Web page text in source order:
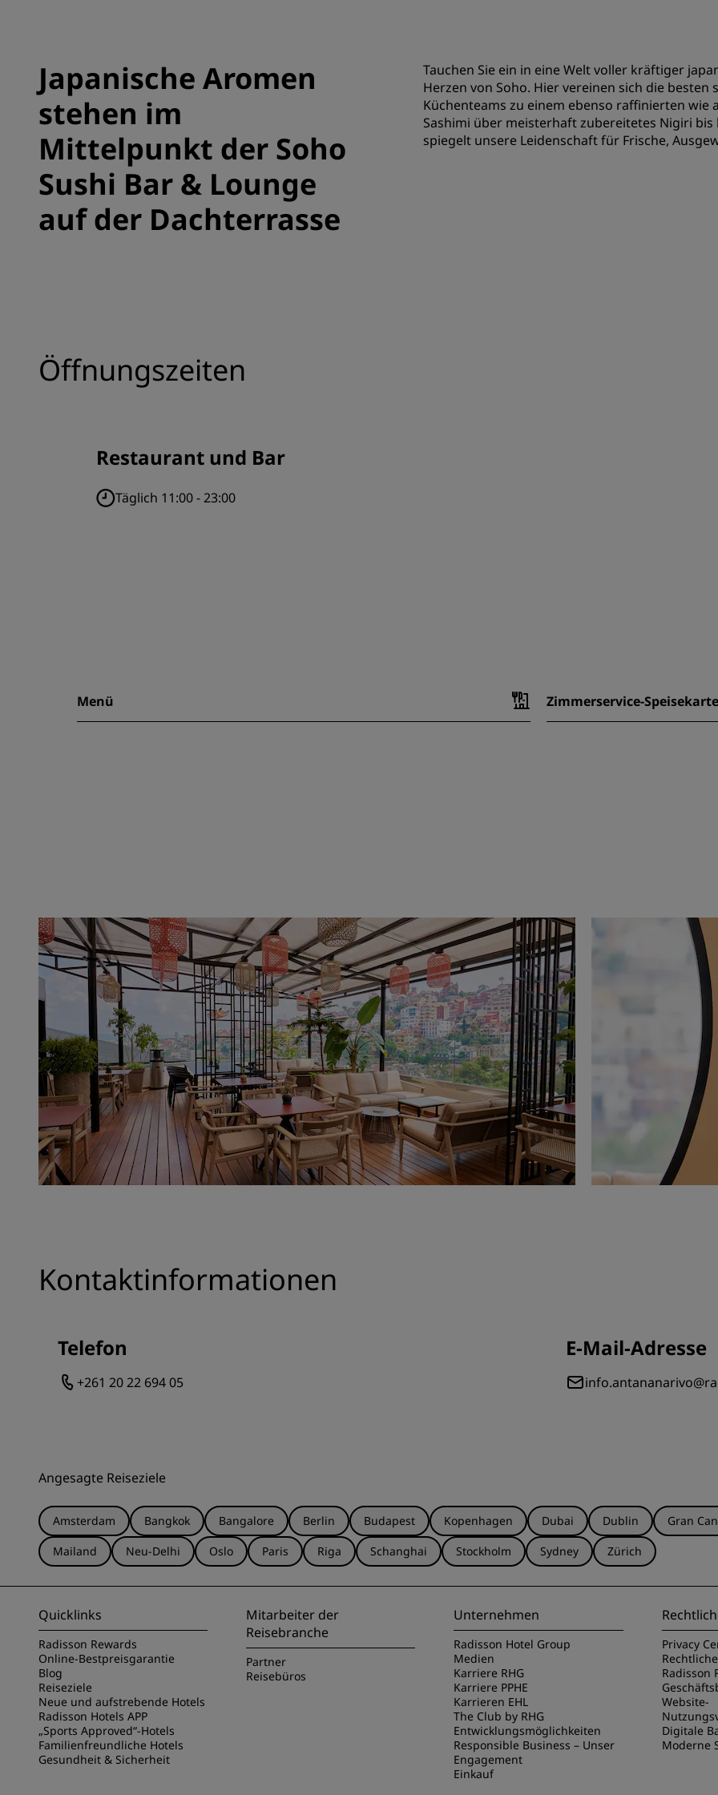
Japanische Aromen
stehen im
Mittelpunkt der Soho
Sushi Bar & Lounge
auf der Dachterrasse
Tauchen Sie ein in eine Welt voller kräftiger
Herzen von Soho. Hier vereinen sich die
Küchenteams zu einem ebenso raffinierten
Sashimi über meisterhaft zubereitetes Nigiri
spiegelt unsere Leidenschaft für Frische,
Öffnungszeiten
Restaurant und Bar
Täglich 11:00 - 23:00
Menü Zimmerservice-Speisekarte
Kontaktinformationen
Telefon
+261 20 22 694 05
E-Mail-Adresse
Angesagte Reiseziele
Amsterdam Bangkok Bangalore Berlin Budapest Kopenhagen Dubai Dublin
Gran
Mailand
Neu-Delhi Oslo Paris Riga Schanghai Stockholm Sydney Zürich
Quicklinks
Radisson Rewards
Online-Bestpreisgarantie
Blog
Reiseziele
Neue und aufstrebende Hotels
Radisson Hotels APP
„Sports Approved“-Hotels
Familienfreundliche Hotels
Gesundheit & Sicherheit
Mitarbeiter der
Reisebranche
Partner
Reisebüros
Unternehmen
Radisson Hotel Group
Medien
Karriere RHG
Karriere PPHE
Karrieren EHL
The Club by RHG
Entwicklungsmöglichkeiten
Responsible Business – Unser
Engagement
Einkauf
Privacy
Radisson
Website-
Digitale
Moderne